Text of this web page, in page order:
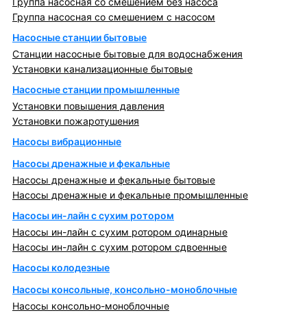
Группа насосная со смешением с насосом
Насосные станции бытовые
Станции насосные бытовые для водоснабжения
Установки канализационные бытовые
Насосные станции промышленные
Установки повышения давления
Установки пожаротушения
Насосы вибрационные
Насосы дренажные и фекальные
Насосы дренажные и фекальные бытовые
Насосы дренажные и фекальные промышленные
Насосы ин-лайн с сухим ротором
Насосы ин-лайн с сухим ротором одинарные
Насосы ин-лайн с сухим ротором сдвоенные
Насосы колодезные
Насосы консольные, консольно-моноблочные
Насосы консольно-моноблочные